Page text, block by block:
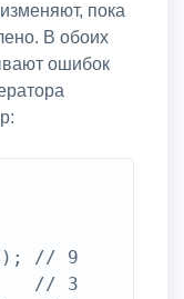
пока
В обоих
ошибок
2); // 9
// 3